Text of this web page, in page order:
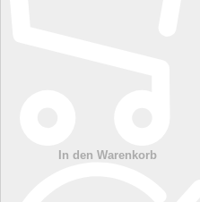
In den Warenkorb